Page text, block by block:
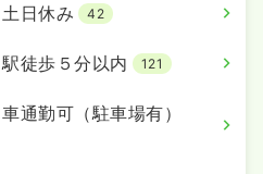
土日休み 42
駅徒歩５分以内 121
車通勤可（駐車場有）